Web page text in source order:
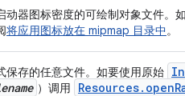
动器图标密度的可绘制对象文件。
将应用图标放在 mipmap 目录中。
保存的任意文件。如要使用原始
）调用